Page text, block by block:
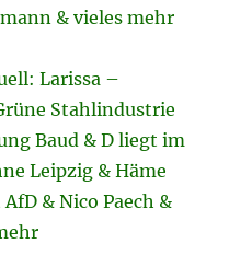
& vieles mehr
Larissa –
Stahlindustrie
Baud & D liegt im
Leipzig & Häme
& Nico Paech &